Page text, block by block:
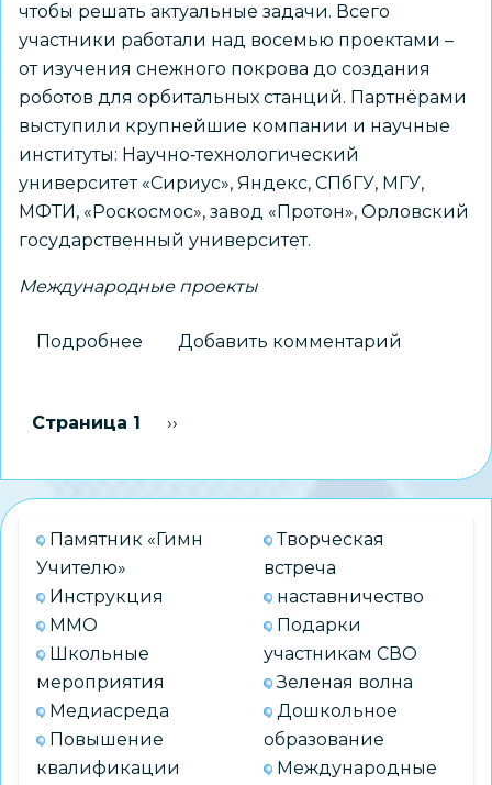
чтобы решать актуальные задачи. Всего
участники работали над восемью проектами –
от изучения снежного покрова до создания
роботов для орбитальных станций. Партнёрами
выступили крупнейшие компании и научные
институты: Научно‑технологический
университет «Сириус», Яндекс, СПбГУ, МГУ,
МФТИ, «Роскосмос», завод «Протон», Орловский
государственный университет.
Международные проекты
Подробнее
Новосибирска
над
проектами
Международном
талантов
Добавить комментарий
Нумерация
Страница 1 Следующая страница
››
Памятник «Гимн
Учителю»
Инструкция
ММО
Школьные
мероприятия
Медиасреда
Повышение
квалификации
Творческая
встреча
наставничество
Подарки
участникам СВО
Зеленая волна
Дошкольное
образование
Международные